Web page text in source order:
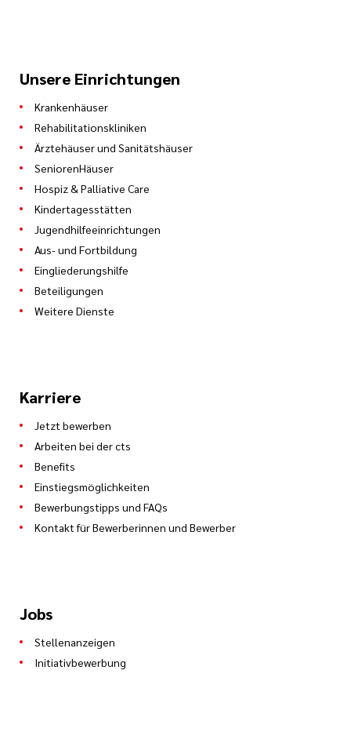
Unsere Einrichtungen
Krankenhäuser
Rehabilitationskliniken
Ärztehäuser und Sanitätshäuser
SeniorenHäuser
Hospiz & Palliative Care
Kindertagesstätten
Jugendhilfeeinrichtungen
Aus- und Fortbildung
Eingliederungshilfe
Beteiligungen
Weitere Dienste
Karriere
Jetzt bewerben
Arbeiten bei der cts
Benefits
Einstiegsmöglichkeiten
Bewerbungstipps und FAQs
Kontakt für Bewerberinnen und Bewerber
Jobs
Stellenanzeigen
Initiativbewerbung